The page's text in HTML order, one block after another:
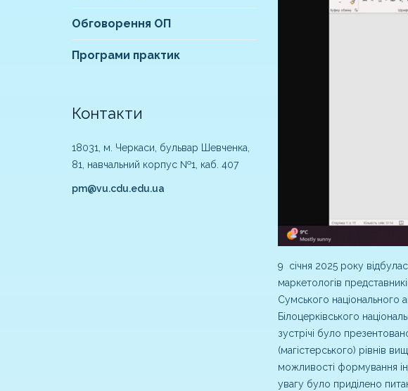
Обговорення ОП
Програми практик
Контакти
18031, м. Черкаси, бульвар Шевченка,
81, навчальний корпус №1, каб. 407
pm@vu.cdu.edu.ua
9 січня 2025 року
маркетологів
Сумського національного
Білоцерківського
зустрічі було
(магістерського) рівнів
можливості формування
увагу було приділено